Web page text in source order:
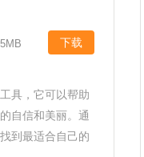
下载
具，它可以帮助
自信和美丽。通
到最适合自己的